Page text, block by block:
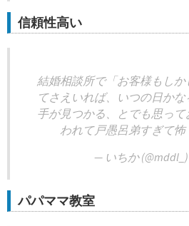
信頼性高い
結婚相談所で「お客様もし
てさえいれば、いつの日か
手が見つかる、とでも思っ
われて戸愚呂弟すぎて
— いちか
パパママ教室